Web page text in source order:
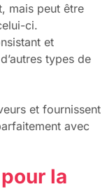
mais peut être
ci.
et
types de
et fournissent
avec
la